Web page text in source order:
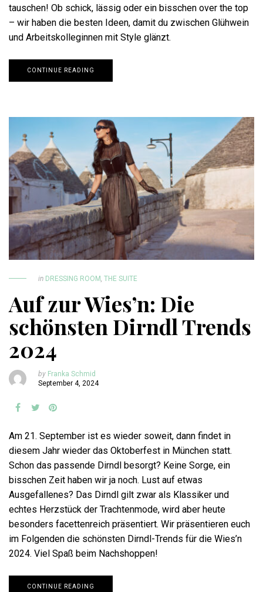
tauschen! Ob schick, lässig oder ein bisschen over the top
– wir haben die besten Ideen, damit du zwischen Glühwein
und Arbeitskolleginnen mit Style glänzt.
CONTINUE READING
in DRESSING ROOM THE SUITE
Auf zur Wies’n: Die
schönsten Dirndl Trends
2024
by Franka Schmid
September 4, 2024
Am 21. September ist es wieder soweit, dann findet in
diesem Jahr wieder das Oktoberfest in München statt.
Schon das passende Dirndl besorgt? Keine Sorge, ein
bisschen Zeit haben wir ja noch. Lust auf etwas
Ausgefallenes? Das Dirndl gilt zwar als Klassiker und
echtes Herzstück der Trachtenmode, wird aber heute
besonders facettenreich präsentiert. Wir präsentieren euch
im Folgenden die schönsten Dirndl-Trends für die Wies’n
2024. Viel Spaß beim Nachshoppen!
CONTINUE READING